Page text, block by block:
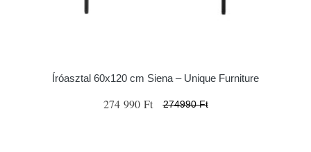
Íróasztal 60x120 cm Siena – Unique Furniture
274 990 Ft 274990 Ft